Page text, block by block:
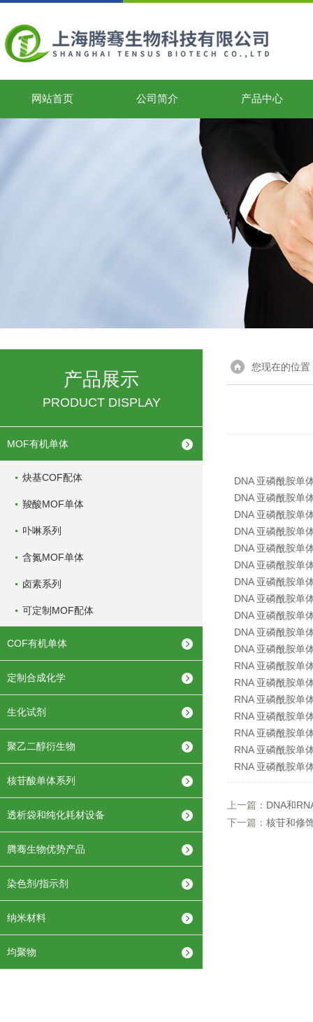
网站首页 公司简介 产品中心
产品展示
PRODUCT DISPLAY
MOF有机单体
炔基COF配体
羧酸MOF单体
卟啉系列
含氮MOF单体
卤素系列
可定制MOF配体
COF有机单体
定制合成化学
生化试剂
聚乙二醇衍生物
核苷酸单体系列
透析袋和纯化耗材设备
腾骞生物优势产品
染色剂/指示剂
纳米材料
均聚物
您现在的位置
DNA 亚磷酰胺单
DNA 亚磷酰胺单
DNA 亚磷酰胺单
DNA 亚磷酰胺单
DNA 亚磷酰胺单
DNA 亚磷酰胺单
DNA 亚磷酰胺单
DNA 亚磷酰胺单
DNA 亚磷酰胺单
DNA 亚磷酰胺单
DNA 亚磷酰胺单
RNA 亚磷酰胺单
RNA 亚磷酰胺单
RNA 亚磷酰胺单
RNA 亚磷酰胺单
RNA 亚磷酰胺单
RNA 亚磷酰胺单
RNA 亚磷酰胺单
上一篇： DNA和
下一篇： 核苷和修